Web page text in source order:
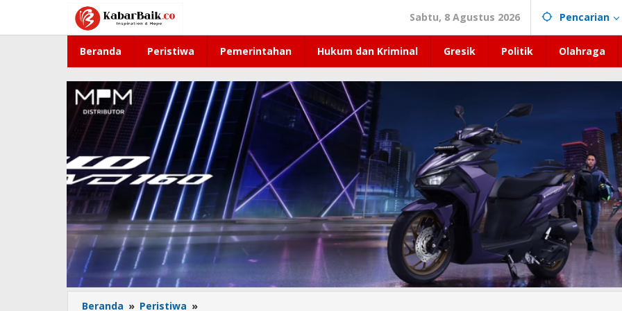
konten
Sabtu, 8 Agustus 2026 Pencarian
Beranda Peristiwa Pemerintahan Hukum dan Kriminal Gresik Politik Olahraga
Beranda » Peristiwa »